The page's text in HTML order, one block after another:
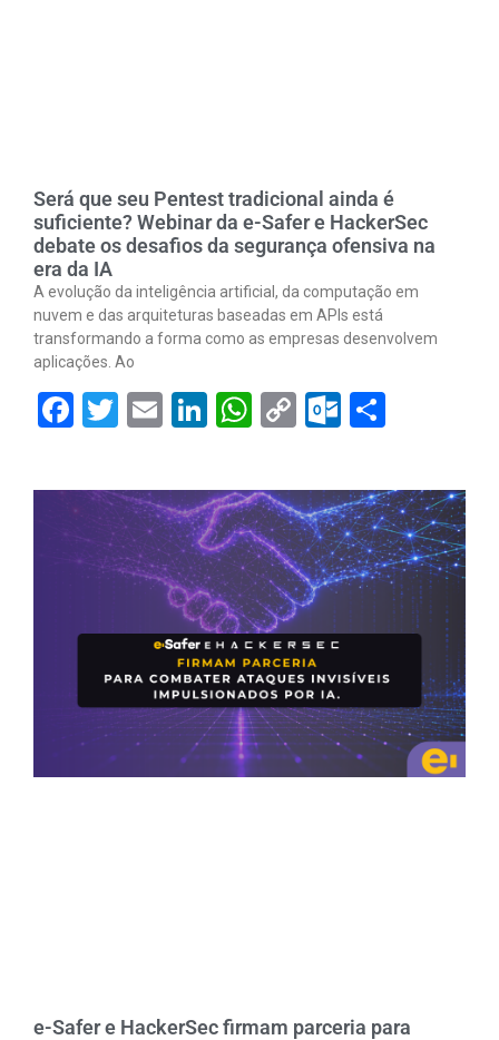
Será que seu Pentest tradicional ainda é
suficiente? Webinar da e-Safer e HackerSec
debate os desafios da segurança ofensiva na
era da IA
A evolução da inteligência artificial, da computação em
nuvem e das arquiteturas baseadas em APIs está
transformando a forma como as empresas desenvolvem
aplicações. Ao
Facebook
Twitter
EmailLinkedIn
WhatsApp
Copy
e-Safer e HackerSec firmam parceria para